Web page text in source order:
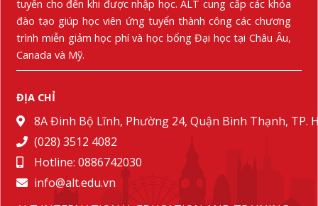
tuyển cho đến khi được nhập học. ALT cung cấp các khóa
đào tạo giúp học viên ứng tuyển thành công các chương
trình miễn giảm học phí và học bổng Đại học tại Châu Âu,
Canada và Mỹ.
ĐỊA CHỈ
8A Đinh Bộ Lĩnh, Phường 24, Quận Bình Thạnh, TP.
(028) 3512 4082
Hotline: 0886742030
info@alt.edu.vn